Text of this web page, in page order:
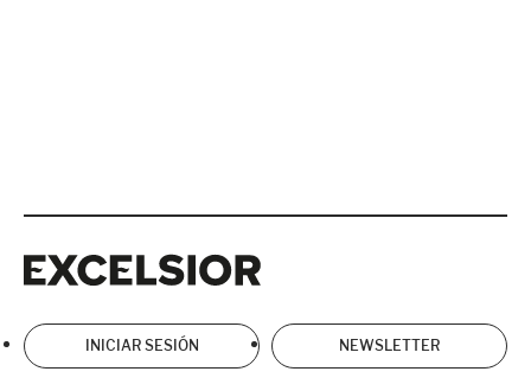
INICIAR SESIÓN NEWSLETTER